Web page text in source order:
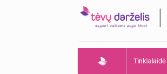
Tinklalaidė